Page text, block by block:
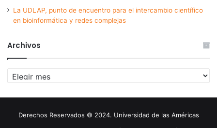
La UDLAP, punto de encuentro para el intercambio científico
en bioinformática y redes complejas
Archivos
Archivos
Derechos Reservados © 2024. Universidad de las Américas